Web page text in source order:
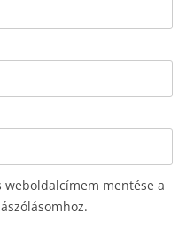
weboldalcímem mentése a